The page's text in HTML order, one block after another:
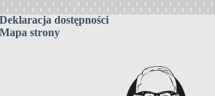
Deklaracja dostępności
Mapa strony